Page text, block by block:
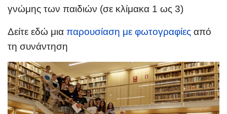
γνώμης των παιδιών (σε κλίμακα 1 ως 3)
Δείτε εδώ μια παρουσίαση με φωτογραφίες από
τη συνάντηση